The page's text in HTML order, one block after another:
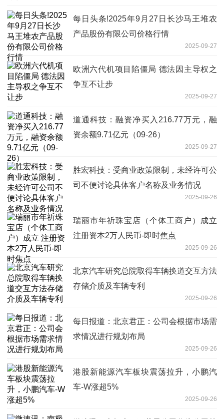
每日头条!2025年9月27日长沙马王堆农
产品股份有限公司价格行情
2025-09-27
欧洲六代机项目陷僵局 德法因主导权之
争互不让步
2025-09-27
道通科技：融资净买入216.77万元，融
资余额9.71亿元（09-26）
2025-09-27
胜宏科技：受商业政策限制，未经许可公
司不便讨论具体客户名称及业务情况
2025-09-26
瑞丽市年祈珠宝店（个体工商户）成立
注册资本2万人民币-即时焦点
2025-09-26
北京汽车研究总院取得车辆换道交互方法
存储介质及车辆专利
2025-09-26
每日报道：北京君正：公司会根据市场需
求情况进行规划布局
2025-09-26
港股新能源汽车板块震荡拉升，小鹏汽
车-W涨超5%
2025-09-26